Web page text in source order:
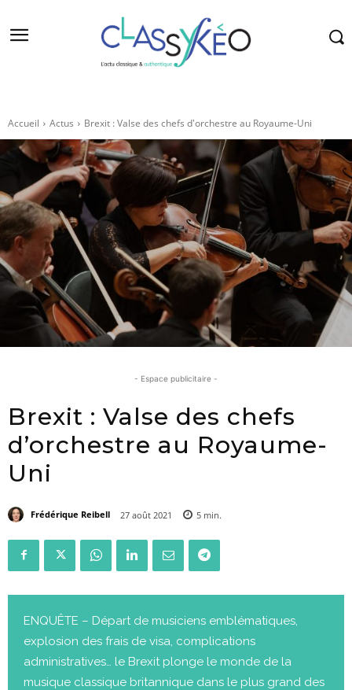
Accueil Actus Brexit : Valse des chefs d'orchestre au Royaume-Uni
- Espace publicitaire -
Brexit : Valse des chefs
d’orchestre au Royaume-
Uni
Frédérique Reibell 27 août 2021 5 min.
ENQUÊTE – Départ de musiciens emblématiques,
explosion des frais de visa, complications
administratives… le Brexit plonge le monde de la
musique classique britannique dans le plus grand des